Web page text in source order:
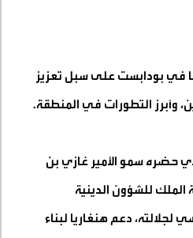
في بودابست على سبل تعزيز
وأبرز التطورات في المنطقة.
حضره سمو الأمير غازي بن
للشؤون الدينية
لجلالته، دعم هنغاريا لبناء